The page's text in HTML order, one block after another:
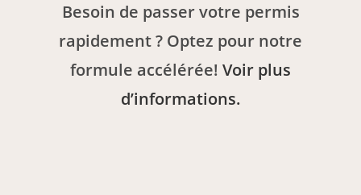
Besoin de passer votre permis
rapidement ? Optez pour notre
formule accélérée! Voir plus
d’informations.